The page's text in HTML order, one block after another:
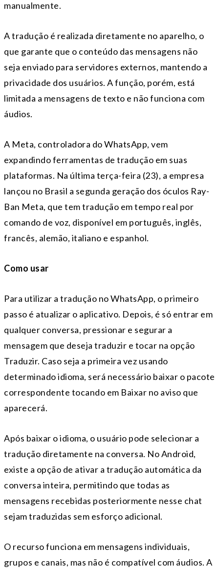
manualmente.
A tradução é realizada diretamente no aparelho, o
que garante que o conteúdo das mensagens não
seja enviado para servidores externos, mantendo a
privacidade dos usuários. A função, porém, está
limitada a mensagens de texto e não funciona com
áudios.
A Meta, controladora do WhatsApp, vem
expandindo ferramentas de tradução em suas
plataformas. Na última terça-feira (23), a empresa
lançou no Brasil a segunda geração dos óculos Ray-
Ban Meta, que tem tradução em tempo real por
comando de voz, disponível em português, inglês,
francês, alemão, italiano e espanhol.
Como usar
Para utilizar a tradução no WhatsApp, o primeiro
passo é atualizar o aplicativo. Depois, é só entrar em
qualquer conversa, pressionar e segurar a
mensagem que deseja traduzir e tocar na opção
Traduzir. Caso seja a primeira vez usando
determinado idioma, será necessário baixar o pacote
correspondente tocando em Baixar no aviso que
aparecerá.
Após baixar o idioma, o usuário pode selecionar a
tradução diretamente na conversa. No Android,
existe a opção de ativar a tradução automática da
conversa inteira, permitindo que todas as
mensagens recebidas posteriormente nesse chat
sejam traduzidas sem esforço adicional.
O recurso funciona em mensagens individuais,
grupos e canais, mas não é compatível com áudios. A